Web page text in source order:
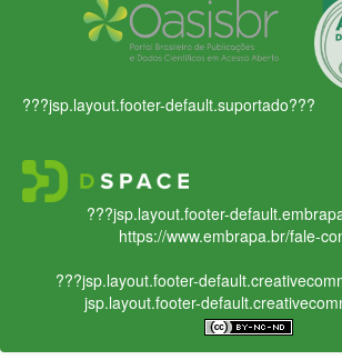
???jsp.layout.footer-default.suportado???
???jsp.layout.footer-
https://www.embrapa.br/fale-
???jsp.layout.footer-
jsp.layout.footer-